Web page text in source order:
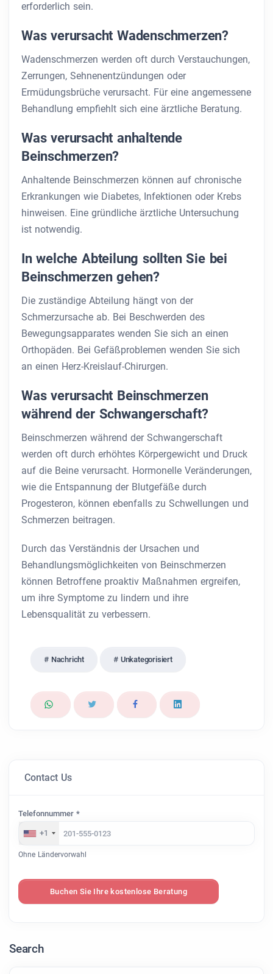
erforderlich sein.
Was verursacht Wadenschmerzen?
Wadenschmerzen werden oft durch Verstauchungen,
Zerrungen, Sehnenentzündungen oder
Ermüdungsbrüche verursacht. Für eine angemessene
Behandlung empfiehlt sich eine ärztliche Beratung.
Was verursacht anhaltende
Beinschmerzen?
Anhaltende Beinschmerzen können auf chronische
Erkrankungen wie Diabetes, Infektionen oder Krebs
hinweisen. Eine gründliche ärztliche Untersuchung
ist notwendig.
In welche Abteilung sollten Sie bei
Beinschmerzen gehen?
Die zuständige Abteilung hängt von der
Schmerzursache ab. Bei Beschwerden des
Bewegungsapparates wenden Sie sich an einen
Orthopäden. Bei Gefäßproblemen wenden Sie sich
an einen Herz-Kreislauf-Chirurgen.
Was verursacht Beinschmerzen
während der Schwangerschaft?
Beinschmerzen während der Schwangerschaft
werden oft durch erhöhtes Körpergewicht und Druck
auf die Beine verursacht. Hormonelle Veränderungen,
wie die Entspannung der Blutgefäße durch
Progesteron, können ebenfalls zu Schwellungen und
Schmerzen beitragen.
Durch das Verständnis der Ursachen und
Behandlungsmöglichkeiten von Beinschmerzen
können Betroffene proaktiv Maßnahmen ergreifen,
um ihre Symptome zu lindern und ihre
Lebensqualität zu verbessern.
Nachricht Unkategorisiert
Contact Us
Telefonnummer *
+1
Ohne Ländervorwahl
Buchen Sie Ihre kostenlose Beratung
Search